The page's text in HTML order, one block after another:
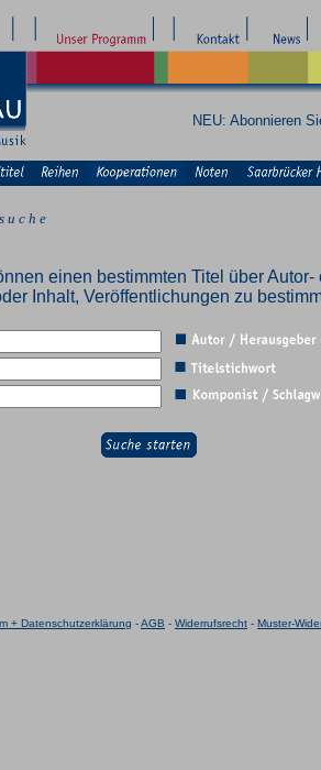
NEU: Abonnieren
u c h e
einen bestimmten Titel über
Inhalt, Veröffentlichungen zu
+ Datenschutzerklärung -AGB - Widerrufsrecht - Muster-